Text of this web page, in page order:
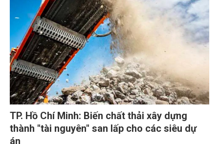
TP. Hồ Chí Minh: Biến chất thải xây dựng
thành "tài nguyên" san lấp cho các siêu dự
án